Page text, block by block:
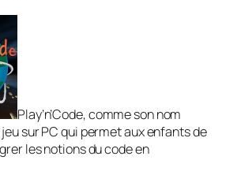
Play’n’Code, comme son nom
jeu sur PC qui permet aux enfants de
les notions du code en